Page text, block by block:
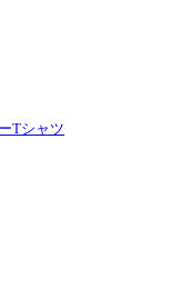
Tシャツ